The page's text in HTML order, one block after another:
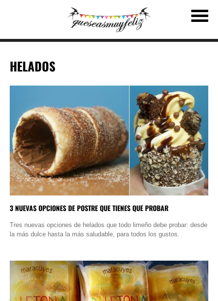
HELADOS
3 NUEVAS OPCIONES DE POSTRE QUE TIENES QUE PROBAR
Tres nuevas opciones de helados que todo limeño debe probar: desde
la más dulce hasta la más saludable, para todos los gustos.